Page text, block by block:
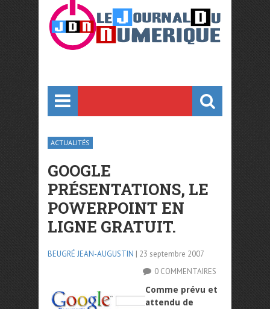
ACTUALITÉS
GOOGLE
PRÉSENTATIONS, LE
POWERPOINT EN
LIGNE GRATUIT.
BEUGRÉ JEAN-AUGUSTIN | 23 septembre 2007
0 COMMENTAIRES
Comme prévu et
attendu de